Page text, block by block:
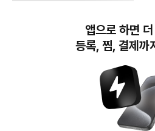
번개장터(주) 사업자정보, 이용약관 및 기타 법적고지
번개장터㈜는 통신판매중개자이며, 통신판매의 당사자가
소비자보호에 관한 법률 등 관련 법령 및 번개장터㈜의 약
앱으로 하면
등록, 찜, 결제까